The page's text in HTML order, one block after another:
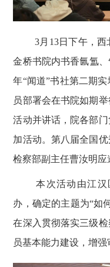
3月 13日下午，西
金桥书院内书香氤氲
年“闻道”书社第二期
员部署会在书院如期
活动并讲话，院各部
加活动。第八届全国
检察部副主任曹汝明应
本次活动由江
办，确定的主题为“如
在深入贯彻落实三级
员基本能力建设，增强